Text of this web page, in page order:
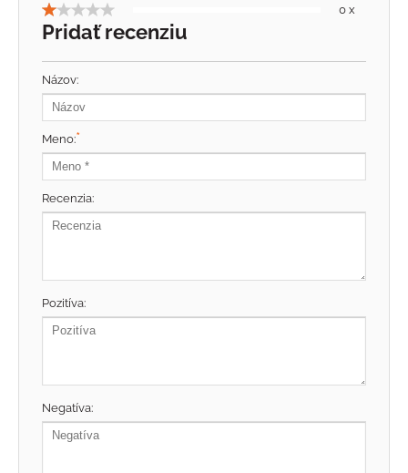
0 x
Pridať recenziu
Názov:
Meno:*
Recenzia:
Pozitíva:
Negatíva: